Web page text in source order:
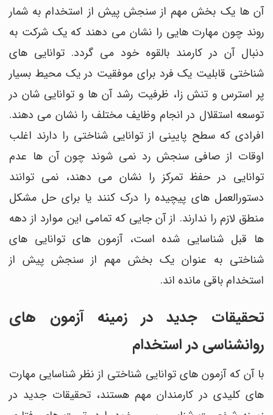
آن ها یک بخش مهم از سنجش پیش از استخدام به شمار
روند چون مهارت هایی را نشان می دهند که یک شرکت به
دنبال آن در کارمند بالقوه خود می گردد. توانایی های
شناختی قابلیت یک فرد برای موفقیت در یک محیط بسیار
پر استرس و تنش زا، ظرفیت رشد آن ها و توانایی شان در
توسعه استقلال در انجام وظایف مختلف را نشان می دهند.
افرادی که سطح پایینی از توانایی شناختی را دارند اغلب
اوقات از صافی سنجش رد نمی شوند چون آن ها عدم
توانایی در حفظ تمرکز را نشان می دهند، نمی توانند
دستورالعمل های پیچیده را درک کنند یا برای حل مشکل
منطق لازم را ندارند. از آن جایی که تمامی این موارد از دهه
ها قبل شناسایی شده است، آزمون های توانایی های
شناختی به عنوان یک بخش مهم از سنجش پیش از
استخدام باقی مانده اند.
تحقیقات جدید در زمینه آزمون های
روانشناسی در استخدام
با آن که آزمون های توانایی شناختی از نظر شناسایی مهارت
های کلیدی در کارمندان مهم هستند، تحقیقات جدید در